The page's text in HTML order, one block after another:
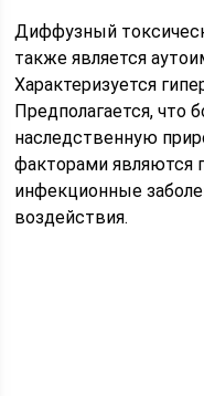
Диффузный
также является
Характеризуется
Предполагается, что
наследственную
факторами являются
инфекционные
воздействия.